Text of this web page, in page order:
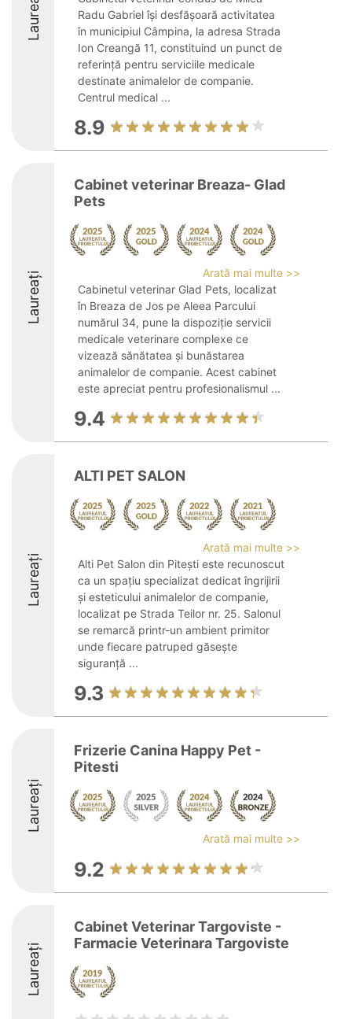
Laureați
Radu Gabriel își desfășoară activitatea
în municipiul Câmpina, la adresa Strada
Ion Creangă 11, constituind un punct de
referință pentru serviciile medicale
destinate animalelor de companie.
Centrul medical ...
8.9
Laureați
Cabinet veterinar Breaza- Glad
Pets
Arată mai multe >>
Cabinetul veterinar Glad Pets, localizat
în Breaza de Jos pe Aleea Parcului
numărul 34, pune la dispoziție servicii
medicale veterinare complexe ce
vizează sănătatea și bunăstarea
animalelor de companie. Acest cabinet
este apreciat pentru profesionalismul ...
9.4
Laureați
ALTI PET SALON
Arată mai multe >>
Alti Pet Salon din Pitești este recunoscut
ca un spațiu specializat dedicat îngrijirii
și esteticului animalelor de companie,
localizat pe Strada Teilor nr. 25. Salonul
se remarcă printr-un ambient primitor
unde fiecare patruped găsește
siguranță ...
9.3
Laureați
Frizerie Canina Happy Pet -
Pitesti
Arată mai multe >>
9.2
Laureați
Cabinet Veterinar Targoviste -
Farmacie Veterinara Targoviste